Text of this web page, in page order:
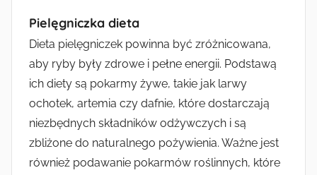
Pielęgniczka dieta
Dieta pielęgniczek powinna być zróżnicowana,
aby ryby były zdrowe i pełne energii. Podstawą
ich diety są pokarmy żywe, takie jak larwy
ochotek, artemia czy dafnie, które dostarczają
niezbędnych składników odżywczych i są
zbliżone do naturalnego pożywienia. Ważne jest
również podawanie pokarmów roślinnych, które